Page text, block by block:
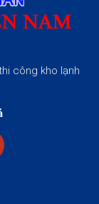
công kho lạnh